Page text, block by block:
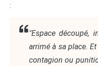
:
"Espace découpé,
arrimé à sa place.
contagion ou